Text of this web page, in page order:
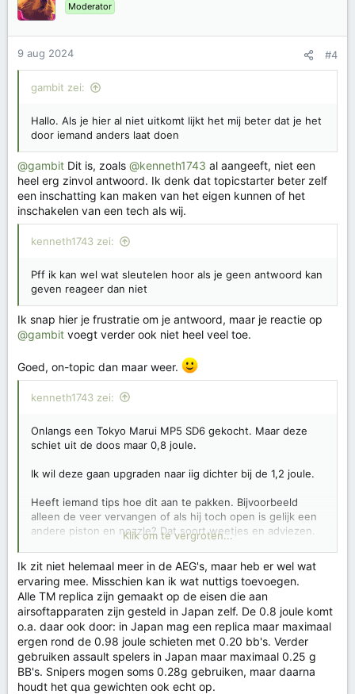
Moderator
9 aug 2024 #4
gambit zei:
Hallo. Als je hier al niet uitkomt lijkt het mij beter dat je het
door iemand anders laat doen
@gambit Dit is, zoals @kenneth1743 al aangeeft, niet een
heel erg zinvol antwoord. Ik denk dat topicstarter beter zelf
een inschatting kan maken van het eigen kunnen of het
inschakelen van een tech als wij.
kenneth1743 zei:
Pff ik kan wel wat sleutelen hoor als je geen antwoord kan
geven reageer dan niet
Ik snap hier je frustratie om je antwoord, maar je reactie op
@gambit voegt verder ook niet heel veel toe.
Goed, on-topic dan maar weer.
kenneth1743 zei:
Onlangs een Tokyo Marui MP5 SD6 gekocht. Maar deze
schiet uit de doos maar 0,8 joule.
Ik wil deze gaan upgraden naar iig dichter bij de 1,2 joule.
Heeft iemand tips hoe dit aan te pakken. Bijvoorbeeld
alleen de veer vervangen of als hij toch open is gelijk een
andere piston en nozzle? Dat soort weetjes en adviezen.
Alvast bedankt.
Klik om te vergroten...
Ik zit niet helemaal meer in de AEG's, maar heb er wel wat
ervaring mee. Misschien kan ik wat nuttigs toevoegen.
Alle TM replica zijn gemaakt op de eisen die aan
airsoftapparaten zijn gesteld in Japan zelf. De 0.8 joule komt
o.a. daar ook door: in Japan mag een replica maar maximaal
ergen rond de 0.98 joule schieten met 0.20 bb's. Verder
gebruiken assault spelers in Japan maar maximaal 0.25 g
BB's. Snipers mogen soms 0.28g gebruiken, maar daarna
houdt het qua gewichten ook echt op.